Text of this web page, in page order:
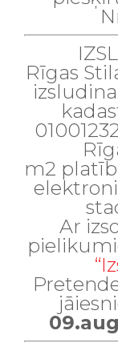
Rīgas
izsludina
m2
Ar